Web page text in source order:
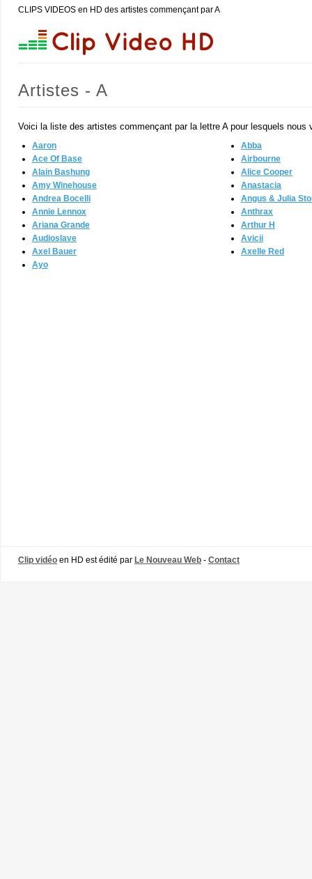
CLIPS VIDEOS en HD des artistes commençant par A
Artistes - A
Voici la liste des artistes commençant par la lettre A pour lesquels
Aaron
Abba
Ace Of Base
Airbourne
Alain Bashung
Alice Cooper
Amy Winehouse
Anastacia
Andrea Bocelli
Angus & Julia
Annie Lennox
Anthrax
Ariana Grande
Arthur H
Audioslave
Avicii
Axel Bauer
Axelle Red
Ayo
Clip vidéo en HD est édité par Le Nouveau Web - Contact